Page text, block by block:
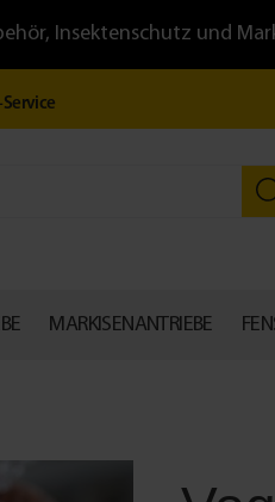
Insektenschutz und
MARKISENANTRIEBE